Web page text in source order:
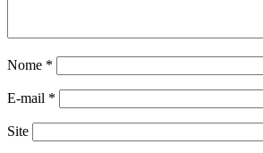
Nome *
E-mail *
Site